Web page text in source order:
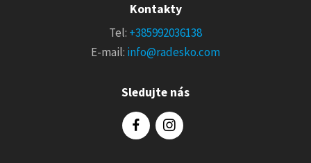
Kontakty
Tel: +385992036138
E-mail: info@radesko.com
Sledujte nás